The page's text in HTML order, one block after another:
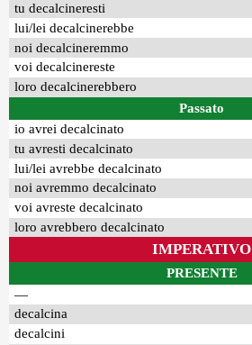
tu decalcineresti
lui/lei decalcinerebbe
noi decalcineremmo
voi decalcinereste
loro decalcinerebbero
Passato
io avrei decalcinato
tu avresti decalcinato
lui/lei avrebbe decalcinato
noi avremmo decalcinato
voi avreste decalcinato
loro avrebbero decalcinato
IMPERATIVO
PRESENTE
—
decalcina
decalcini